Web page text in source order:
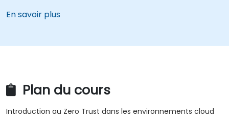
En savoir plus
Plan du cours
Introduction au Zero Trust dans les environnements cloud